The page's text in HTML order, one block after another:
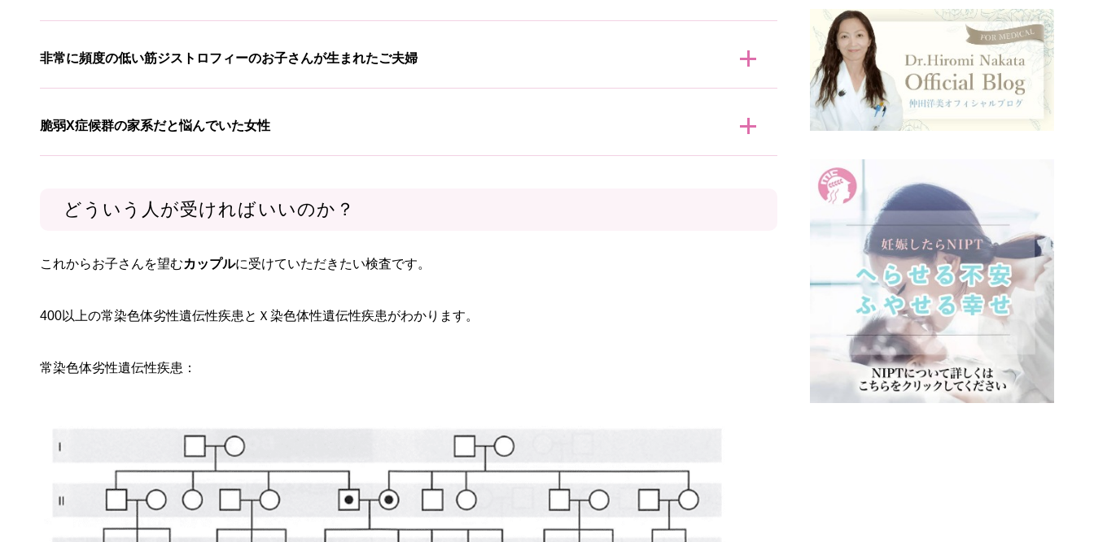
非常に頻度の低い筋ジストロフィーのお子さんが生まれたご夫婦
脆弱X症候群の家系だと悩んでいた女性
どういう人が受ければいいのか？
これからお子さんを望むカップルに受けていただきたい検査です。
400以上の常染色体劣性遺伝性疾患とＸ染色体性遺伝性疾患がわかります。
常染色体劣性遺伝性疾患：